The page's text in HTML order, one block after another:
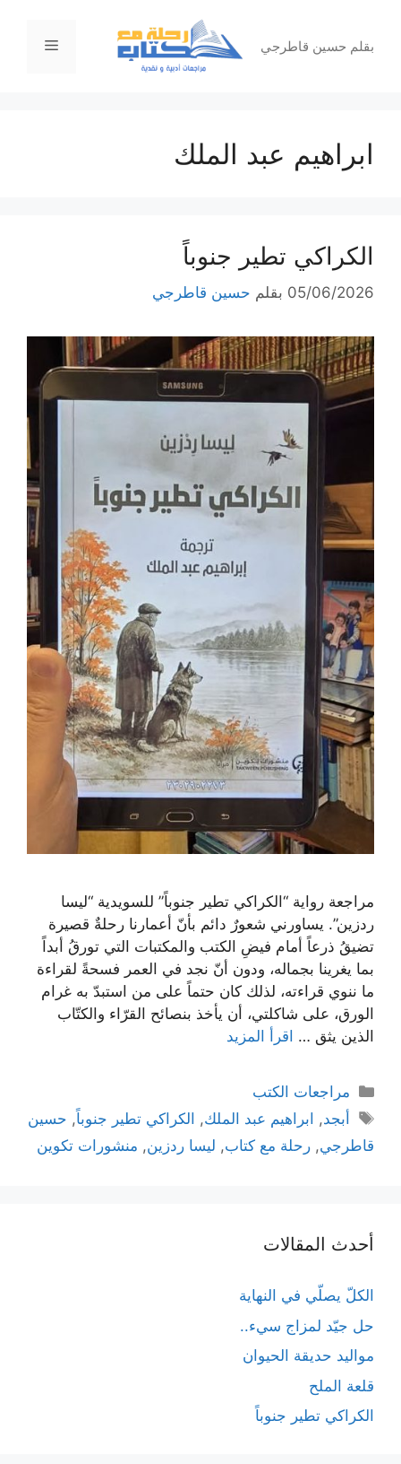
المحتوىبقلم حسين قاطرجي القائمة
ابراهيم عبد الملك
الكراكي تطير جنوباً
05/06/2026 بقلم حسين قاطرجي
مراجعة رواية “الكراكي تطير جنوباً” للسويدية “ليسا
ردزين”. يساورني شعورٌ دائم بأنّ أعمارنا رحلةٌ قصيرة
تضيقُ ذرعاً أمام فيضِ الكتب والمكتبات التي تورقُ أبداً
بما يغرينا بجماله، ودون أنّ نجد في العمر فسحةً لقراءة
ما ننوي قراءته، لذلك كان حتماً على من استبدّ به غرام
الورق، على شاكلتي، أن يأخذ بنصائح القرّاء والكتّاب
الذين يثق … اقرأ المزيد
التصنيفات
مراجعات الكتب
الوسوم
أبجد, ابراهيم عبد الملك, الكراكي تطير جنوباً, حسين
قاطرجي, رحلة مع كتاب, ليسا ردزين, منشورات تكوين
أحدث المقالات
الكلّ يصلّي في النهاية
حل جيّد لمزاج سيء..
مواليد حديقة الحيوان
قلعة الملح
الكراكي تطير جنوباً